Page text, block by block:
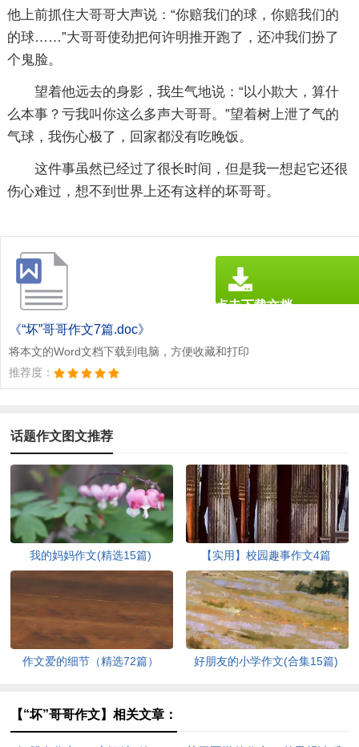
他上前抓住大哥哥大声说：“你赔我们的球，你赔我们的
的球……”大哥哥使劲把何许明推开跑了，还冲我们扮了
个鬼脸。
望着他远去的身影，我生气地说：“以小欺大，算什
么本事？亏我叫你这么多声大哥哥。”望着树上泄了气的
气球，我伤心极了，回家都没有吃晚饭。
这件事虽然已经过了很长时间，但是我一想起它还很
伤心难过，想不到世界上还有这样的坏哥哥。
《“坏”哥哥作文7篇.doc》
将本文的Word文档下载到电脑，方便收藏和打印
推荐度：
点击下载文档
话题作文图文推荐
我的妈妈作文(精选15篇) 【实用】校园趣事作文4篇
作文爱的细节（精选72篇） 好朋友的小学作文(合集15篇)
【“坏”哥哥作文】相关文章：